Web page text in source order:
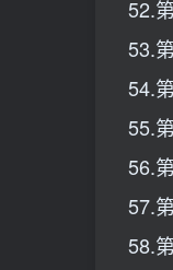
52.
53.
54.
55.
56.
57.
58.